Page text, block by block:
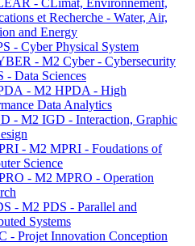
- CLimat, Environnement,
et Recherche - Water, Air,
and Energy
- Cyber Physical System
- M2 Cyber - Cybersecurity
- Data Sciences
- M2 HPDA - High
Data Analytics
- M2 IGD - Interaction, Graphic
- M2 MPRI - Foudations of
Science
- M2 MPRO - Operation
- M2 PDS - Parallel and
Systems
- Projet Innovation Conception